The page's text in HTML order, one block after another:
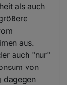
als auch
aus.
auch "nur"
von
dagegen